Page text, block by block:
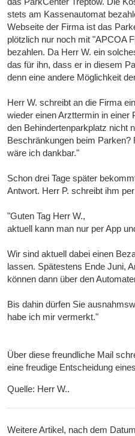
stets am Kassenautomat
Webseite der Firma ist das
plötzlich nur noch mit "APCOA
bezahlen. Da Herr W. ein
das für ihn, dass er in diesem
denn eine andere Möglichkeit
Herr W. schreibt an die Firma
wieder einen Arzttermin in
den Behindertenparkplatz nicht
Beschränkungen beim Parken?
wäre ich dankbar."
Schon drei Tage später
Antwort. Herr P. schreibt ihm
"Guten Tag Herr W.,
aktuell kann man nur per App
Wir sind aktuell dabei einen
lassen. Spätestens Ende Juni,
können dann über den
Bis dahin dürfen Sie
habe ich mir vermerkt."
Über diese freundliche Mail
eine freudige Entscheidung
Quelle: Herr W..
Weitere Artikel, nach dem